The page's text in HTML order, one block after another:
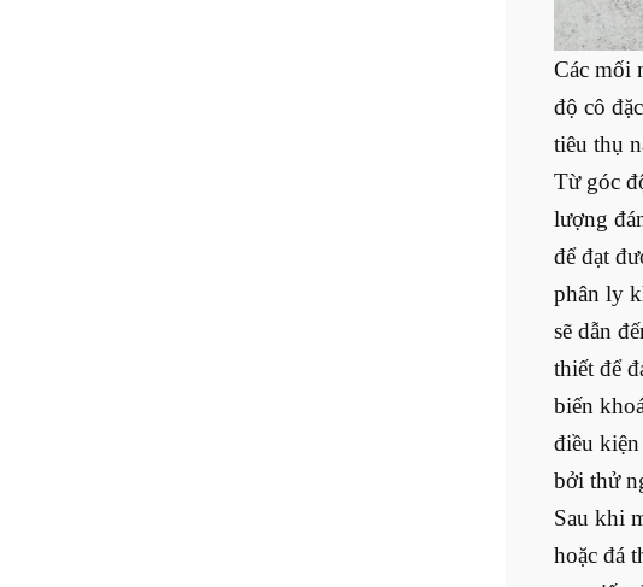
Các mối
độ cô
tiêu thụ
Từ góc
lượng
để đạt
phân ly
sẽ dẫn
thiết để
biến
điều
bởi thử
Sau khi
hoặc đá